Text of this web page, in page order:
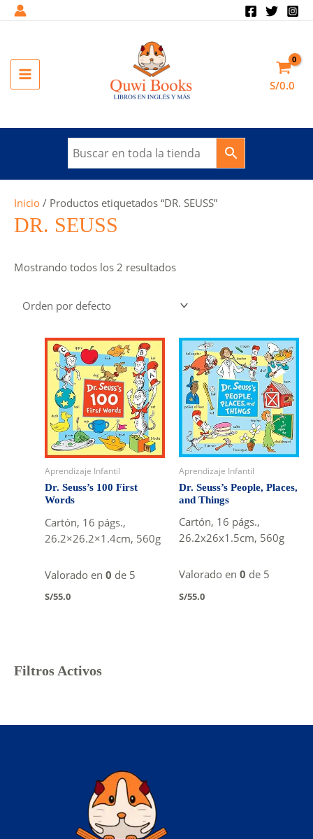
MAIN
S/0.0
Filtros Activos
Inicio / Productos etiquetados “DR. SEUSS”
DR. SEUSS
Mostrando todos los 2 resultados
Aprendizaje Infantil
Dr. Seuss’s 100 First
Words
Cartón, 16 págs.,
26.2×26.2×1.4cm, 560g
Valorado en 0 de 5
S/55.0
Aprendizaje Infantil
Dr. Seuss’s People, Places,
and Things
Cartón, 16 págs.,
26.2x26x1.5cm, 560g
Valorado en 0 de 5
S/55.0